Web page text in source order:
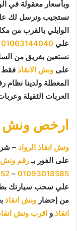
وبأسعار معقولة في
نستجيب ونرسل لك
الوايلي بالقرب من
علي 01063144040
نستعين بفريق من
على ونش الانقاذ فقط
المعطلة ولدينا نظام
العربات الثقيلة
ارخص ونش
ونش انقاذ الرواد –
على الفور بـرقم ونش
01093018585
–
علي سحب سيارتك
من إحضار ونش انقاذ
انقاذ و اقرب ونش